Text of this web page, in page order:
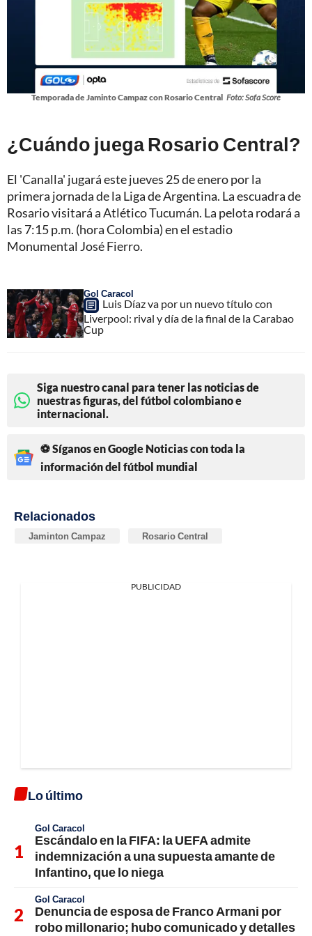
Temporada de Jaminto Campaz con Rosario Central Foto: Sofa Score
¿Cuándo juega Rosario Central?
El 'Canalla' jugará este jueves 25 de enero por la
primera jornada de la Liga de Argentina. La escuadra de
Rosario visitará a Atlético Tucumán. La pelota rodará a
las 7:15 p.m. (hora Colombia) en el estadio
Monumental José Fierro.
Gol Caracol
Luis Díaz va por un nuevo título con
Liverpool: rival y día de la final de la Carabao
Cup
Siga nuestro canal para tener las noticias de
nuestras figuras, del fútbol colombiano e
internacional.
⚽ Síganos en Google Noticias con toda la
información del fútbol mundial
Relacionados
Jaminton Campaz Rosario Central
PUBLICIDAD
Lo último
Gol Caracol
Escándalo en la FIFA: la UEFA admite
indemnización a una supuesta amante de
Infantino, que lo niega
Gol Caracol
Denuncia de esposa de Franco Armani por
robo millonario; hubo comunicado y detalles